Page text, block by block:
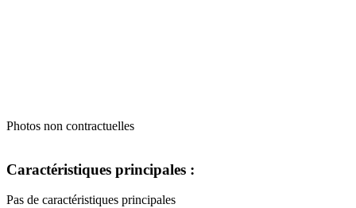
Photos non contractuelles
Caractéristiques principales :
Pas de caractéristiques principales